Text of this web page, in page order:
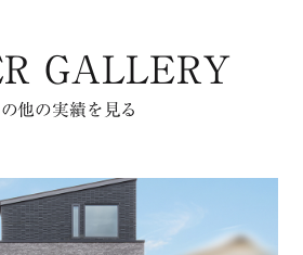
GALLERY
他の実績を見る